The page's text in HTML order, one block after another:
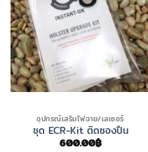
be
chosen
on
product
page
อุปกรณ์เสริมไฟฉาย/เลเซอร์
ชุด ECR−Kit ติดซองปืน
600.00฿